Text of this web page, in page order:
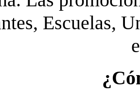
Escuelas,